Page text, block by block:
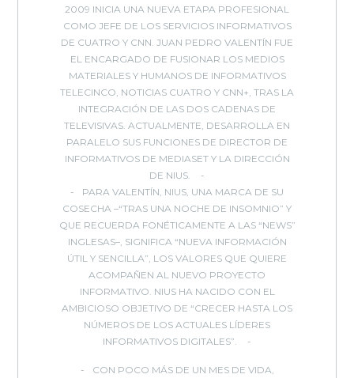
2009 INICIA UNA NUEVA ETAPA PROFESIONAL
COMO JEFE DE LOS SERVICIOS INFORMATIVOS
DE CUATRO Y CNN. JUAN PEDRO VALENTÍN FUE
EL ENCARGADO DE FUSIONAR LOS MEDIOS
MATERIALES Y HUMANOS DE INFORMATIVOS
TELECINCO, NOTICIAS CUATRO Y CNN+, TRAS LA
INTEGRACIÓN DE LAS DOS CADENAS DE
TELEVISIVAS. ACTUALMENTE, DESARROLLA EN
PARALELO SUS FUNCIONES DE DIRECTOR DE
INFORMATIVOS DE MEDIASET Y LA DIRECCIÓN
DE NIUS.
PARA VALENTÍN, NIUS, UNA MARCA DE SU
COSECHA –“TRAS UNA NOCHE DE INSOMNIO” Y
QUE RECUERDA FONÉTICAMENTE A LAS “NEWS”
INGLESAS–, SIGNIFICA “NUEVA INFORMACIÓN
ÚTIL Y SENCILLA”, LOS VALORES QUE QUIERE
ACOMPAÑEN AL NUEVO PROYECTO
INFORMATIVO. NIUS HA NACIDO CON EL
AMBICIOSO OBJETIVO DE “CRECER HASTA LOS
NÚMEROS DE LOS ACTUALES LÍDERES
INFORMATIVOS DIGITALES”.
CON POCO MÁS DE UN MES DE VIDA,